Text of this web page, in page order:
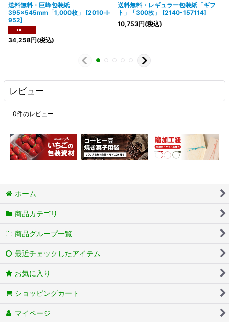
送料無料・巨峰包装紙
395×545mm「1,000枚」
[2010-l-
952]
34,258円(税込)
送料無料・レギュラー包装紙「ギフ
ト」「300枚」
[2140-157114]
10,753円(税込)
レビュー
0件のレビュー
ホーム
商品カテゴリ
商品グループ一覧
最近チェックしたアイテム
お気に入り
ショッピングカート
マイページ